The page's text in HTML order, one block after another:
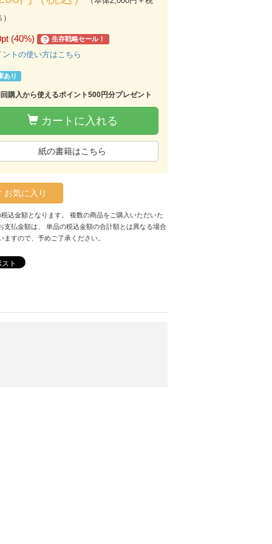
(40%) ? 生存戦略セール！
ントの使い方はこちら
あり
購入から使えるポイント500円分プレゼント
カートに入れる
紙の書籍はこちら
お気に入り
込金額となります。 複数の商品をご購入いただいた
支払金額は、 単品の税込金額の合計額とは異なる場合
ますので、予めご了承ください。
ト